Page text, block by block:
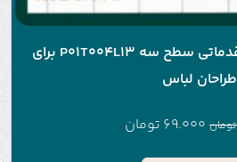
کاربرگ ترسیم مانتو مقدماتی سطح سه P01T004L13 برای
طراحان لباس
تومان 69.000 تومان